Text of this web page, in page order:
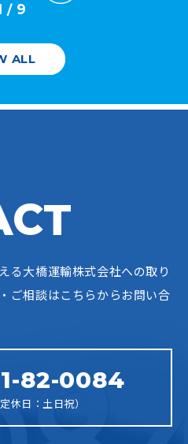
/ 9
ALL
る大橋運輸株式会社への取り
ご相談はこちらからお問い合
82-0084
休日：土日祝）